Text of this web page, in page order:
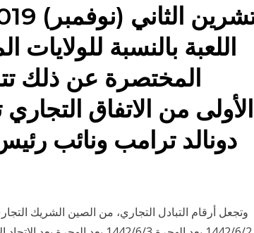
اللعبة بالنسبة للولايات
المختصرة عن ذلك
الأولى من الاتفاق
دونالد ترامب ونائب
وتجعل أرقام التبادل التجاري، من الصين الشريك